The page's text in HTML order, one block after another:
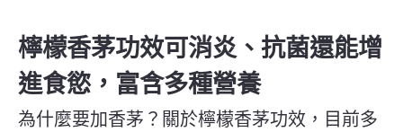
檸檬香茅功效可消炎、抗菌還能增
進食慾，富含多種營養
為什麼要加香茅？關於檸檬香茅功效，目前多